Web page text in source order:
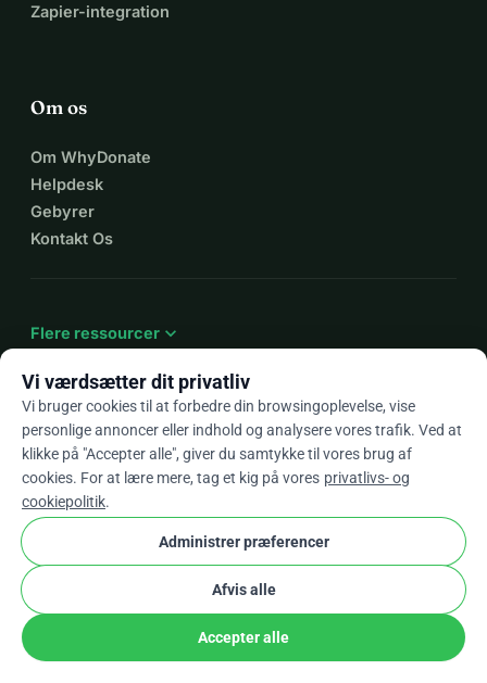
Zapier-integration
Om os
Om WhyDonate
Helpdesk
Gebyrer
Kontakt Os
Flere ressourcer expand_more
Daarrow_drop_down
★★★★★4,9 / 5 baseret på 500+ anmeldelser
Privatliv og cookies
Vilkår og betingelser
stripe checkVerificeret Partner
Vi værdsætter dit privatliv
Vi bruger cookies til at forbedre din browsingoplevelse, vise
personlige annoncer eller indhold og analysere vores trafik. Ved at
klikke på "Accepter alle", giver du samtykke til vores brug af
cookies. For at lære mere, tag et kig på vores privatlivs- og
cookiepolitik.
Administrer præferencer
Afvis alle
Accepter alle